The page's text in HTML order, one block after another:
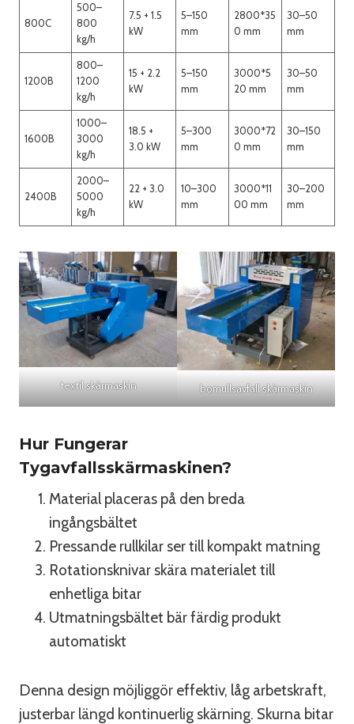
800C
500–
800
kg/h
7.5 + 1.5
kW
5–150
mm
2800*35
0 mm
30–50
mm
1200B
800–
1200
kg/h
15 + 2.2
kW
5–150
mm
3000*5
20 mm
30–50
mm
1600B
1000–
3000
kg/h
18.5 +
3.0 kW
5–300
mm
3000*72
0 mm
30–150
mm
2400B
2000–
5000
kg/h
22 + 3.0
kW
10–300
mm
3000*11
00 mm
30–200
mm
textil skärmaskin bomullsavfall skärmaskin
Hur Fungerar
Tygavfallsskärmaskinen?
Material placeras på den breda
ingångsbältet
Pressande rullkilar ser till kompakt matning
Rotationsknivar skära materialet till
enhetliga bitar
Utmatningsbältet bär färdig produkt
automatiskt
Denna design möjliggör effektiv, låg arbetskraft,
justerbar längd kontinuerlig skärning. Skurna bitar